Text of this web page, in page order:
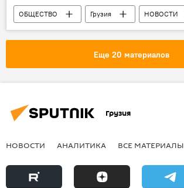
ОБЩЕСТВО Грузия НОВОСТИ
Еще 20 материалов
Грузия
НОВОСТИ АНАЛИТИКА ВСЕ МАТЕРИАЛЫ